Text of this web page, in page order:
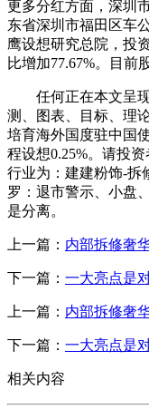
更多分红方面，深圳
东省深圳市福田区车
鹰设想研究总院，投
比增加77.67%。目前
任何正在本文呈现
测、图表、目标、理
培育海外国度驻中国
程设想0.25%。请投
行业为：建建粉饰-拆
罗：退市警示、小盘
是分离。
上一篇： 内部拆修奢
下一篇： 一大亮点是
上一篇： 内部拆修奢
下一篇： 一大亮点是
相关内容